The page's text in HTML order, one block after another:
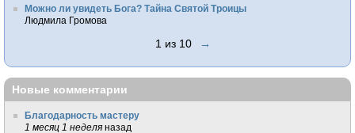
Можно ли увидеть Бога? Тайна Святой Троицы
Людмила Громова
1 из 10 →
Новые комментарии
Благодарность мастеру
1 месяц 1 неделя назад